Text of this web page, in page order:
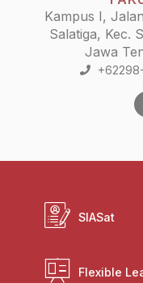
Kampus I,
Salatiga, Kec.
Jawa
SIASat
Flexible